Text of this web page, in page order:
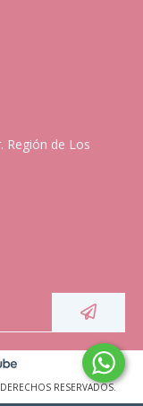
Región de Los
RESERVADOS.